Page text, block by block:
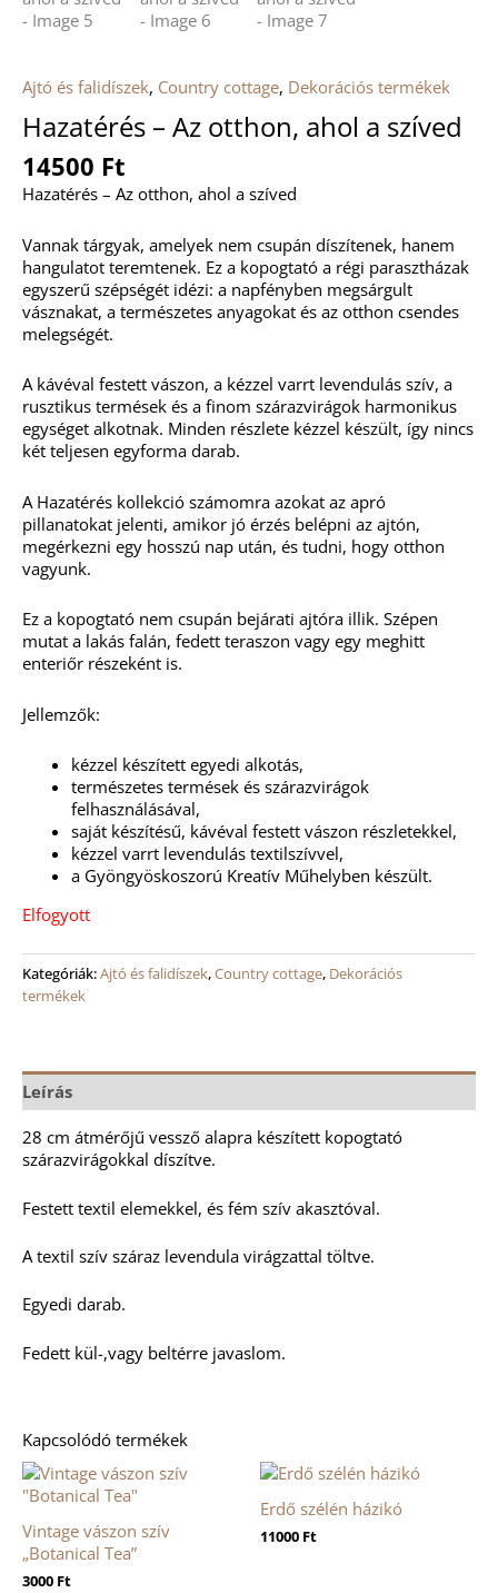
Ajtó és falidíszek, Country cottage, Dekorációs termékek
Hazatérés – Az otthon, ahol a szíved
14500 Ft
Hazatérés – Az otthon, ahol a szíved
Vannak tárgyak, amelyek nem csupán díszítenek, hanem
hangulatot teremtenek. Ez a kopogtató a régi parasztházak
egyszerű szépségét idézi: a napfényben megsárgult
vásznakat, a természetes anyagokat és az otthon csendes
melegségét.
A kávéval festett vászon, a kézzel varrt levendulás szív, a
rusztikus termések és a finom szárazvirágok harmonikus
egységet alkotnak. Minden részlete kézzel készült, így nincs
két teljesen egyforma darab.
A Hazatérés kollekció számomra azokat az apró
pillanatokat jelenti, amikor jó érzés belépni az ajtón,
megérkezni egy hosszú nap után, és tudni, hogy otthon
vagyunk.
Ez a kopogtató nem csupán bejárati ajtóra illik. Szépen
mutat a lakás falán, fedett teraszon vagy egy meghitt
enteriőr részeként is.
Jellemzők:
kézzel készített egyedi alkotás,
természetes termések és szárazvirágok
felhasználásával,
saját készítésű, kávéval festett vászon részletekkel,
kézzel varrt levendulás textilszívvel,
a Gyöngyöskoszorú Kreatív Műhelyben készült.
Elfogyott
Kategóriák:Ajtó és falidíszek,Country cottage, Dekorációs
termékek
Leírás
28 cm átmérőjű vessző alapra készített kopogtató
szárazvirágokkal díszítve.
Festett textil elemekkel, és fém szív akasztóval.
A textil szív száraz levendula virágzattal töltve.
Egyedi darab.
Fedett kül-,vagy beltérre javaslom.
Kapcsolódó termékek
Vintage vászon szív
„Botanical Tea”
3000 Ft
Erdő szélén házikó
11000 Ft